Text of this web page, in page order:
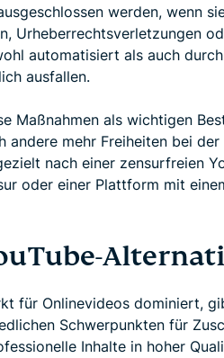
werden, wenn
Urheberrechtsverletzungen
automatisiert als auch
ausfallen.
Maßnahmen als wichtigen
andere mehr Freiheiten bei
nach einer zensurfreien
oder einer Plattform mit
für Onlinevideos dominiert,
Schwerpunkten für
Inhalte in hoher